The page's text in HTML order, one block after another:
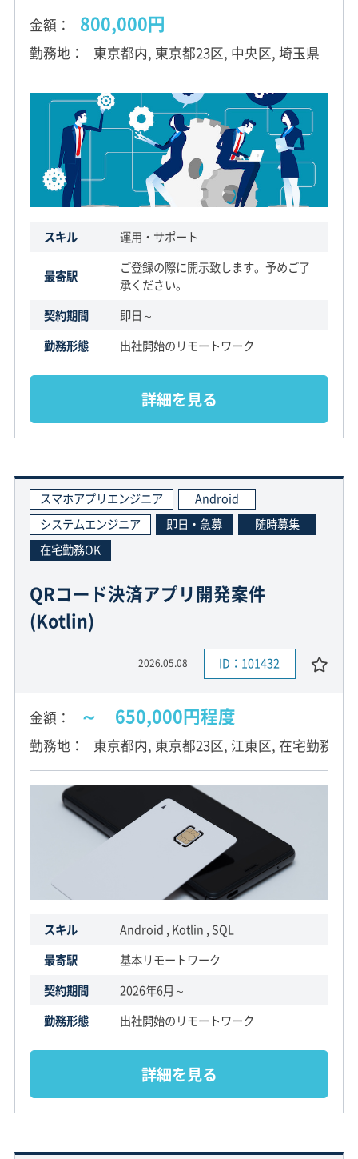
金額 800,000円
勤務地 東京都内, 東京都23区, 中央区, 埼玉県
スキル 運用・サポート
最寄駅
ご登録の際に開示致します。予めご了
承ください。
契約期間
即日～
勤務形態
出社開始のリモートワーク
詳細を見る
スマホアプリエンジニア
Android
システムエンジニア
即日・急募
随時募集
在宅勤務OK
QRコード決済アプリ開発案件
(Kotlin)
2026.05.08 ID：101432
金額 ～ 650,000円程度
勤務地 東京都内, 東京都23区, 江東区, 在宅勤務
スキル
Android , Kotlin , SQL
最寄駅
基本リモートワーク
契約期間
2026年6月～
勤務形態
出社開始のリモートワーク
詳細を見る